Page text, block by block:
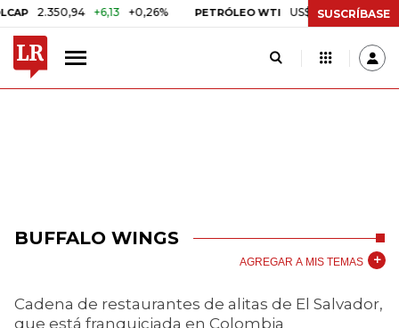
2.350,94 +6,13 +0,26% PETRÓLEO WTI US$ 78,01 US$ 2,92
SUSCRÍBASE
BUFFALO WINGS
AGREGAR A MIS TEMAS
Cadena de restaurantes de alitas de El Salvador,
que está franquiciada en Colombia